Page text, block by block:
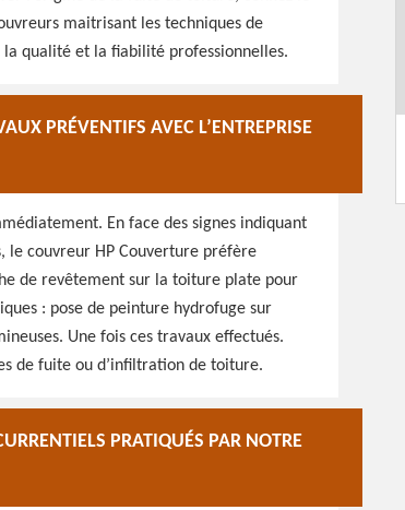
maitrisant les techniques de
la qualité et la fiabilité professionnelles.
PRÉVENTIFS AVEC L’ENTREPRISE
En face des signes indiquant
le couvreur HP Couverture préfère
de revêtement sur la toiture plate pour
: pose de peinture hydrofuge sur
Une fois ces travaux effectués.
de fuite ou d’infiltration de toiture.
PRATIQUÉS PAR NOTRE